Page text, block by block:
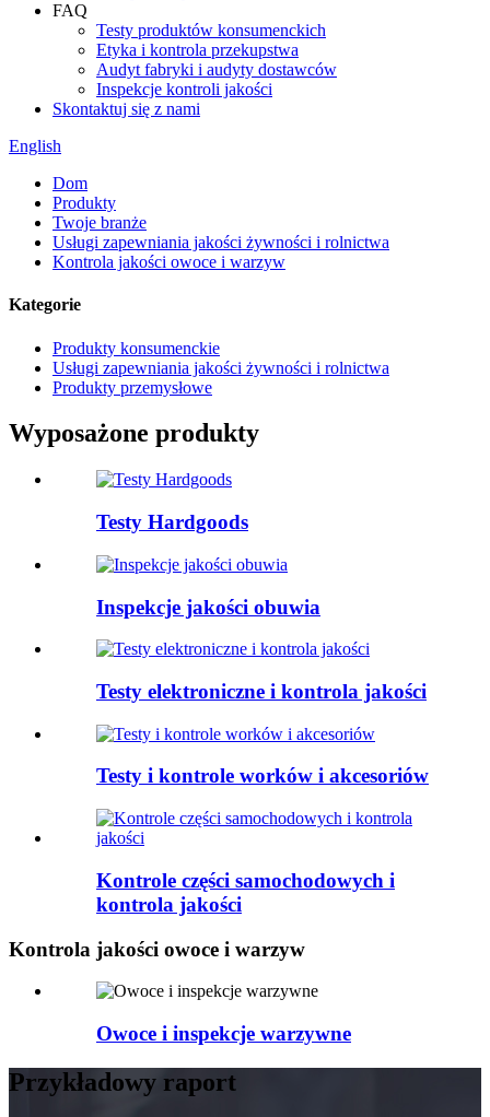
FAQ
Testy produktów konsumenckich
Etyka i kontrola przekupstwa
Audyt fabryki i audyty dostawców
Inspekcje kontroli jakości
Skontaktuj się z nami
English
Dom
Produkty
Twoje branże
Usługi zapewniania jakości żywności i rolnictwa
Kontrola jakości owoce i warzyw
Kategorie
Produkty konsumenckie
Usługi zapewniania jakości żywności i rolnictwa
Produkty przemysłowe
Wyposażone produkty
Testy Hardgoods
Inspekcje jakości obuwia
Testy elektroniczne i kontrola jakości
Testy i kontrole worków i akcesoriów
Kontrole części samochodowych i
kontrola jakości
Kontrola jakości owoce i warzyw
Owoce i inspekcje warzywne
Przykładowy raport